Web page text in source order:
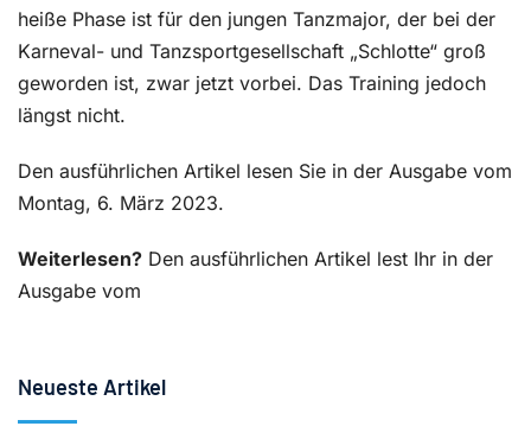
heiße Phase ist für den jungen Tanzmajor, der bei der
Karneval- und Tanzsportgesellschaft „Schlotte“ groß
geworden ist, zwar jetzt vorbei. Das Training jedoch
längst nicht.
Den ausführlichen Artikel lesen Sie in der Ausgabe vom
Montag, 6. März 2023.
Weiterlesen? Den ausführlichen Artikel lest Ihr in der
Ausgabe vom
Neueste Artikel